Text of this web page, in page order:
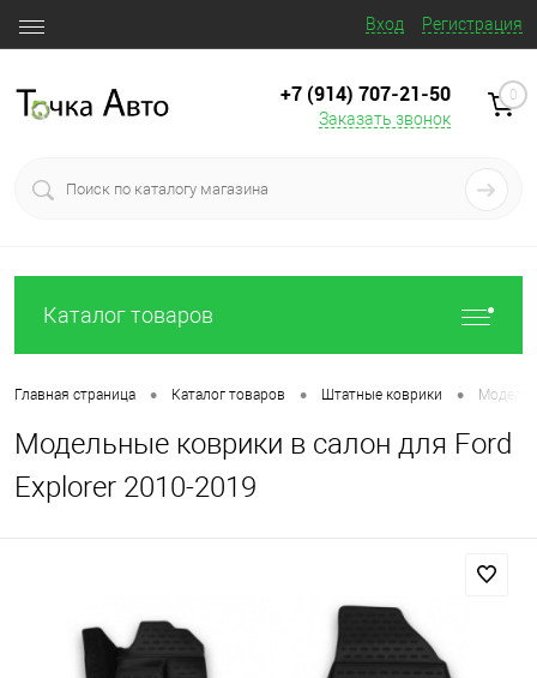
Вход Регистрация
+7 (914) 707‒21‒50
Заказать звонок
0
Каталог товаров
Главная страница • Каталог товаров • Штатные коврики •
Модельные коврики в салон для Ford
Explorer 2010-2019